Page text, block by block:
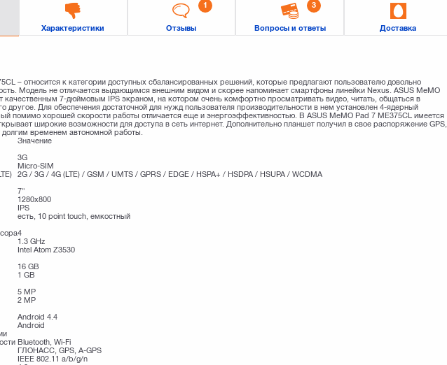
Характеристики
1
Отзывы
3
Вопросы и ответы Доставка
– относится к категории доступных сбалансированных решений, которые предлагают пользователю довольно
Модель не отличается выдающимся внешним видом и скорее напоминает смартфоны линейки Nexus. ASUS MeMO
качественным 7-дюймовым IPS экраном, на котором очень комфортно просматривать видео, читать, общаться в
другое. Для обеспечения достаточной для нужд пользователя производительности в нем установлен 4-ядерный
помимо хорошей скорости работы отличается еще и энергоэффективностью. В ASUS MeMO Pad 7 ME375CL имеется
широкие возможности для доступа в сеть интернет. Дополнительно планшет получил в свое распоряжение GPS,
долгим временем автономной работы.
Значение
3G
Micro-SIM
2G / 3G / 4G (LTE) / GSM / UMTS / GPRS / EDGE / HSPA+ / HSDPA / HSUPA / WCDMA
7"
1280x800
IPS
есть, 10 point touch, емкостный
4
1.3 GHz
Intel Atom Z3530
16 GB
1 GB
5 MP
2 MP
Android 4.4
Android
Bluetooth, Wi-Fi
ГЛОНАСС, GPS, A-GPS
IEEE 802.11 a/b/g/n